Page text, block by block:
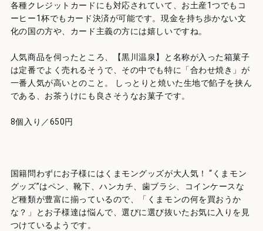
各種クレジットカードにも対応されていて、お土産1つでもコ
ーヒー1杯でもカード決済が可能です。現金を持ち歩かない文
化の国の方や、カード主義の方には嬉しいですね。
人気商品を伺ったところ、【黒川温泉】と名称が入った箱菓子
は定番でよく売れるそうで、その中でも特に「合わせ焼き」が
一番人気が高いとのこと。 しっとりと焼いた生地で餡子を挟ん
である、お茶うけにも良さそうなお菓子です。
8個入り／650円
国籍問わずにお子様にはくまモングッズが大人気！ “くまモン
グッズ”はペン、靴下、ハンカチ、歯ブラシ、コインケースな
ど種類が豊富に揃っているので、「くまモンの何を買おうか
な？」とお子様達は悩んで、選びに選び抜いたお気に入りを見
つけているようです。